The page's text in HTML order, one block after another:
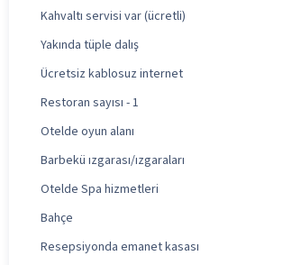
Kahvaltı servisi var (ücretli)
Yakında tüple dalış
Ücretsiz kablosuz internet
Restoran sayısı - 1
Otelde oyun alanı
Barbekü ızgarası/ızgaraları
Otelde Spa hizmetleri
Bahçe
Resepsiyonda emanet kasası